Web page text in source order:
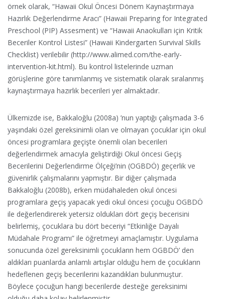
örnek olarak, “Hawaii Okul Öncesi Dönem Kaynaştırmaya
Hazırlık Değerlendirme Aracı” (Hawaii Preparing for Integrated
Preschool (PIP) Assesment) ve “Hawaii Anaokulları için Kritik
Beceriler Kontrol Listesi” (Hawaii Kindergarten Survival Skills
Checklist) verilebilir (http://www.alimed.com/the-early-
intervention-kit.html). Bu kontrol listelerinde uzman
görüşlerine göre tanımlanmış ve sistematik olarak sıralanmış
kaynaştırmaya hazırlık becerileri yer almaktadır.
Ülkemizde ise, Bakkaloğlu (2008a) ’nun yaptığı çalışmada 3-6
yaşındaki özel gereksinimli olan ve olmayan çocuklar için okul
öncesi programlara geçişte önemli olan becerileri
değerlendirmek amacıyla geliştirdiği Okul öncesi Geçiş
Becerilerini Değerlendirme Ölçeği’nin (OGBDÖ) geçerlik ve
güvenirlik çalışmalarını yapmıştır. Bir diğer çalışmada
Bakkaloğlu (2008b), erken müdahaleden okul öncesi
programlara geçiş yapacak yedi okul öncesi çocuğu OGBDÖ
ile değerlendirerek yetersiz oldukları dört geçiş becerisini
belirlemiş, çocuklara bu dört beceriyi “Etkinliğe Dayalı
Müdahale Programı” ile öğretmeyi amaçlamıştır. Uygulama
sonucunda özel gereksinimli çocukların hem OGBDÖ’ den
aldıkları puanlarda anlamlı artışlar olduğu hem de çocukların
hedeflenen geçiş becerilerini kazandıkları bulunmuştur.
Böylece çocuğun hangi becerilerde desteğe gereksinimi